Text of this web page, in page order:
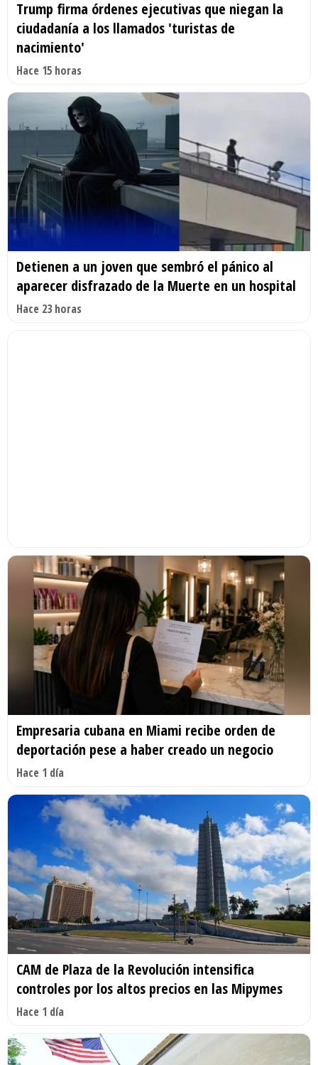
Trump firma órdenes ejecutivas que niegan la
ciudadanía a los llamados 'turistas de
nacimiento'
Hace 15 horas
Detienen a un joven que sembró el pánico al
aparecer disfrazado de la Muerte en un hospital
Hace 23 horas
Empresaria cubana en Miami recibe orden de
deportación pese a haber creado un negocio
Hace 1 día
CAM de Plaza de la Revolución intensifica
controles por los altos precios en las Mipymes
Hace 1 día